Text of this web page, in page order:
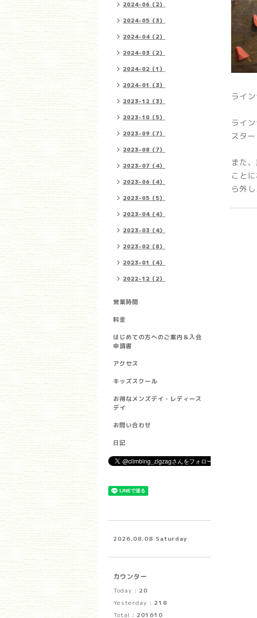
ライ
ライ
スタ
また
こと
ら外
2024-06（2）
2024-05（3）
2024-04（2）
2024-03（2）
2024-02（1）
2024-01（3）
2023-12（3）
2023-10（5）
2023-09（7）
2023-08（7）
2023-07（4）
2023-06（4）
2023-05（5）
2023-04（4）
2023-03（4）
2023-02（8）
2023-01（4）
2022-12（2）
営業時間
料金
はじめての方へのご案内＆入会
申請書
アクセス
キッズスクール
お得なメンズデイ・レディース
デイ
お問い合わせ
日記
2026.08.08 Saturday
カウンター
Today : 20
Yesterday : 218
Total : 201610